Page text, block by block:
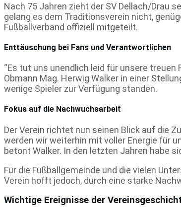
Nach 75 Jahren zieht der SV Dellach/Drau
gelang es dem Traditionsverein nicht,
Fußballverband offiziell mitgeteilt.
Enttäuschung bei Fans und Verantwortlichen
“Es tut uns unendlich leid für unsere treuen
Obmann Mag. Herwig Walker in einer
wenige Spieler zur Verfügung standen.
Fokus auf die Nachwuchsarbeit
Der Verein richtet nun seinen Blick auf die
werden wir weiterhin mit voller Energie für
betont Walker. In den letzten Jahren habe
Für die Fußballgemeinde und die vielen
Verein hofft jedoch, durch eine starke
Wichtige Ereignisse der